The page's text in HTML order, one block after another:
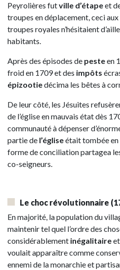
Peyrolières futville d’étapeet
troupes en déplacement, ceci
troupes royales n’hésitaient
habitants.
Après des épisodes de pesteen
froid en 1709 et des impôts
épizootiedécima les bêtes à
De leur côté, les Jésuites
de l’église en mauvais état dès
communauté à dépenser
partie de l’égliseétait tombée en
forme de conciliation partagea
co-seigneurs.
Le choc révolutionnaire
En majorité, la population du
maintenir tel quel l’ordre des
considérablement inégalitaire
voulait apparaître comme
ennemi de la monarchie et